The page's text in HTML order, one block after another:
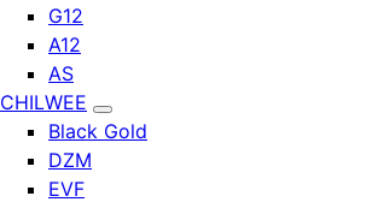
G12
A12
AS
CHILWEE
Black Gold
DZM
EVF